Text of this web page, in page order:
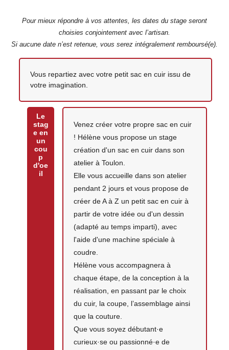
Pour mieux répondre à vos attentes, les dates du stage seront
choisies conjointement avec l’artisan.
Si aucune date n’est retenue, vous serez intégralement remboursé(e).
Vous repartiez avec votre petit sac en cuir issu de
votre imagination.
Le
stag
e en
un
cou
p
d'oe
il
Venez créer votre propre sac en cuir
! Hélène vous propose un stage
création d'un sac en cuir dans son
atelier à Toulon.
Elle vous accueille dans son atelier
pendant 2 jours et vous propose de
créer de A à Z un petit sac en cuir à
partir de votre idée ou d'un dessin
(adapté au temps imparti), avec
l'aide d'une machine spéciale à
coudre.
Hélène vous accompagnera à
chaque étape, de la conception à la
réalisation, en passant par le choix
du cuir, la coupe, l’assemblage ainsi
que la couture.
Que vous soyez débutant·e
curieux·se ou passionné·e de